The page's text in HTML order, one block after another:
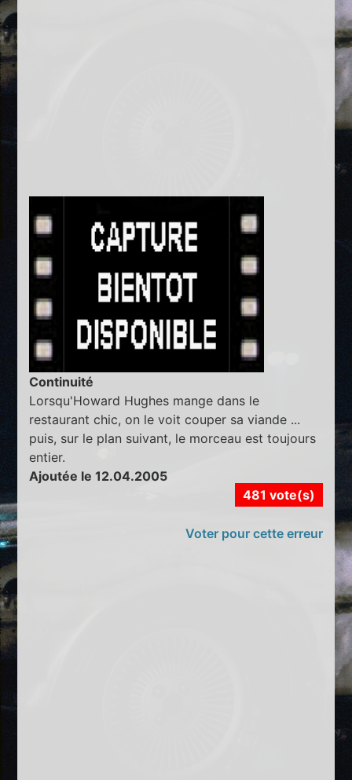
Continuité
Lorsqu'Howard Hughes mange dans le
restaurant chic, on le voit couper sa viande ...
puis, sur le plan suivant, le morceau est toujours
entier.
Ajoutée le 12.04.2005
481 vote(s)
Voter pour cette erreur